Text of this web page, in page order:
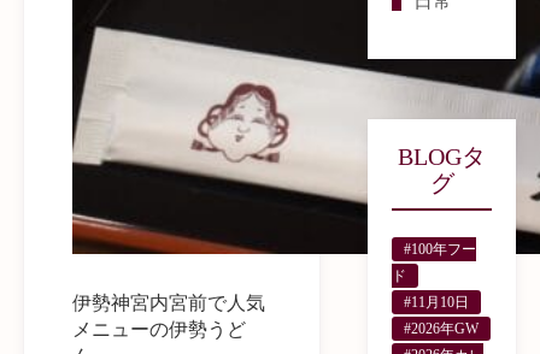
伊勢神宮内宮前で人気
メニューの伊勢うど
BLOGタ
グ
#100年フー
ド
#11月10日
#2026年GW